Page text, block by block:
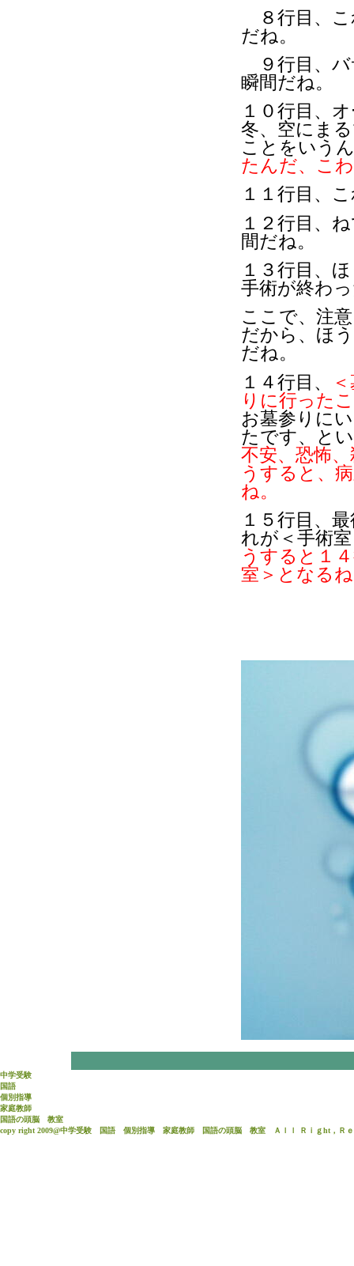
８行目、こ
だね。
９行目、バ
瞬間だね。
１０行目、
冬、空にま
ことをいう
たんだ、こ
１１行目、
１２行目、
間だね。
１３行目、
手術が終わ
ここで、注
だから、ほ
だね。
１４行目、
りに行った
お墓参りに
たです、と
不安、恐怖
うすると、
ね。
１５行目、
れが＜手術
うすると１
室＞となる
中学受験
国語
個別指導
家庭教師
国語の頭脳 教室
copy right 2009@中学受験 国語 個別指導 家庭教師 国語の頭脳 教室 Ａｌｌ Ｒｉｇht，Ｒｅ